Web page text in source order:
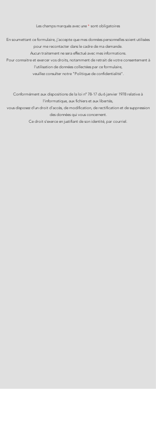
Les champs marqués avec une * sont obligatoires
En soumettant ce formulaire, j'accepte que mes données personnelles soient utilisées
pour me recontacter dans le cadre de ma demande.
Aucun traitement ne sera effectué avec mes informations.
Pour connaitre et exercer vos droits, notamment de retrait de votre consentement à
l'utilisation de données collectées par ce formulaire,
veuillez consulter notre "Politique de confidentialité".
Conformément aux dispositions de la loi n° 78-17 du 6 janvier 1978 relative à
l'informatique, aux fichiers et aux libertés,
vous disposez d'un droit d'accès, de modification, de rectification et de suppression
des données qui vous concernent.
Ce droit s'exerce en justifiant de son identité, par courriel.